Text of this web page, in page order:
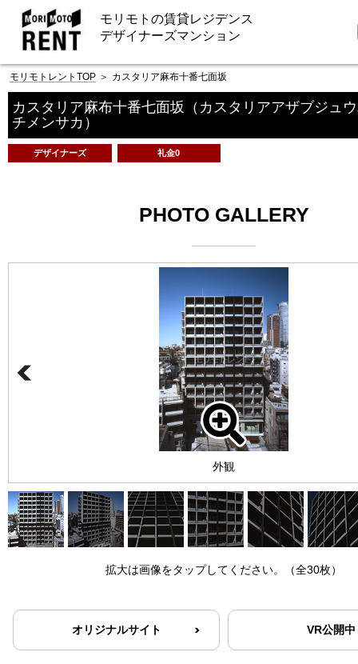
モリモトの賃貸レジデンス
デザイナーズマンション
モリモトレントTOP ＞ カスタリア麻布十番七面坂
カスタリア麻布十番七面坂 （カスタリアアザブジュ
チメンサカ）
デザイナーズ 礼金0
PHOTO GALLERY
外観
拡大は画像をタップしてください。（全30枚）
オリジナルサイト VR公開中